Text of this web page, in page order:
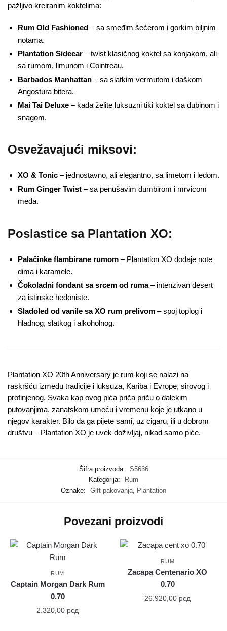
pažljivo kreiranim koktelima:
Rum Old Fashioned – sa smeđim šećerom i gorkim biljnim
notama.
Plantation Sidecar – twist klasičnog koktel sa konjakom, ali
sa rumom, limunom i Cointreau.
Barbados Manhattan – sa slatkim vermutom i daškom
Angostura bitera.
Mai Tai Deluxe – kada želite luksuzni tiki koktel sa dubinom i
snagom.
Osvežavajući miksovi:
XO & Tonic – jednostavno, ali elegantno, sa limetom i ledom.
Rum Ginger Twist – sa penušavim đumbirom i mrvicom
meda.
Poslastice sa Plantation XO:
Palačinke flambirane rumom – Plantation XO dodaje note
dima i karamele.
Čokoladni fondant sa srcem od ruma– intenzivan desert
za istinske hedoniste.
Sladoled od vanile sa XO rum prelivom – spoj toplog i
hladnog, slatkog i alkoholnog.
Plantation XO 20th Anniversary je rum koji se nalazi na
raskršću između tradicije i luksuza, Kariba i Evrope, sirovog i
profinjenog. Svaka kap ovog pića priča priču o dalekim
putovanjima, zanatskom umeću i vremenu koje je utkano u
njegov karakter. Bilo da ga pijete sami, uz cigaru, ili u dobrom
društvu – Plantation XO je uvek doživljaj, nikad samo piće.
Šifra proizvoda:
S5636
Kategorija:
Rum
Oznake:
Gift pakovanja, Plantation
Povezani proizvodi
RUM
Captain Morgan Dark Rum
0.70
2.320,00 рсд
RUM
Zacapa Centenario XO
0.70
26.920,00 рсд